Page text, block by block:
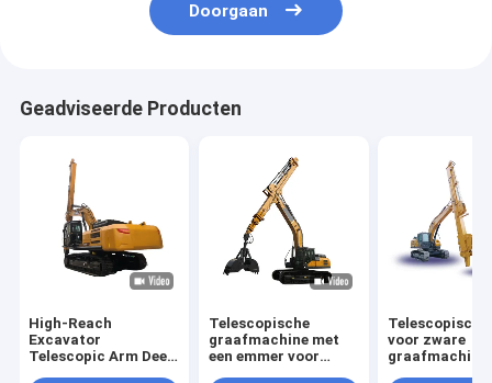
Doorgaan
Geadviseerde Producten
High-Reach
Excavator
Telescopic Arm Deep
Telescopische
graafmachine met
een emmer voor
voor zware